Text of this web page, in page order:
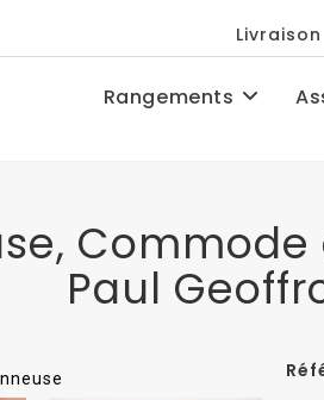
Livraison
Rangements
Paul